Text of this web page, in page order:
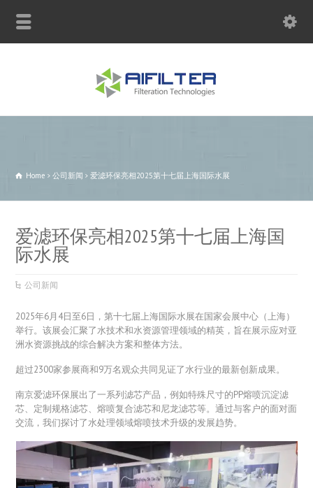
Home 公司新闻 爱滤环保亮相2025第十七届上海国际水展
爱滤环保亮相2025第十七届上海国
际水展
公司新闻
2025年6月4日至6日，第十七届上海国际水展在国家会展中心（上海）
举行。该展会汇聚了水技术和水资源管理领域的精英，旨在展示应对亚
洲水资源挑战的综合解决方案和整体方法。
超过2300家参展商和9万名观众共同见证了水行业的最新创新成果。
南京爱滤环保展出了一系列滤芯产品，例如特殊尺寸的PP熔喷沉淀滤
芯、定制规格滤芯、熔喷复合滤芯和尼龙滤芯等。通过与客户的面对面
交流，我们探讨了水处理领域熔喷技术升级的发展趋势。